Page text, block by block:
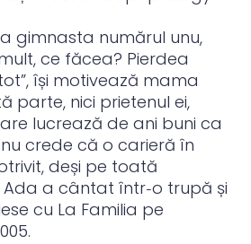
gimnasta numărul unu,
ce făcea? Pierdea
își motivează mama
parte, nici prietenul ei,
lucrează de ani buni ca
crede că o carieră în
deși pe toată
a cântat într‑o trupă și
cu La Familia pe